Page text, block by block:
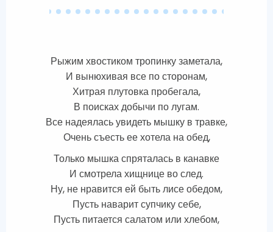
Рыжим хвостиком тропинку заметала,
И вынюхивая все по сторонам,
Хитрая плутовка пробегала,
В поисках добычи по лугам.
Все надеялась увидеть мышку в травке,
Очень съесть ее хотела на обед,
Только мышка спряталась в канавке
И смотрела хищнице во след.
Ну, не нравится ей быть лисе обедом,
Пусть наварит супчику себе,
Пусть питается салатом или хлебом,